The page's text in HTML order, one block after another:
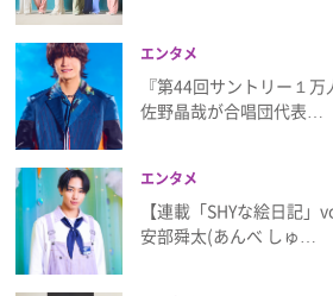
フィルム
Emoメン
ランキング
エンタメ
『第44回サントリー１
佐野晶哉が合唱団代表…
エンタメ
【連載「SHYな絵日記
安部舜太(あんべ しゅ…